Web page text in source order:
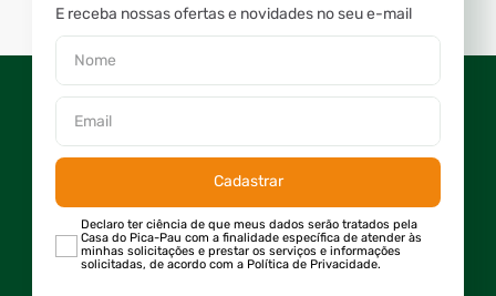
E receba nossas ofertas e novidades no seu e-mail
Cadastrar
Declaro ter ciência de que meus dados serão tratados pela
Casa do Pica-Pau com a finalidade específica de atender às
minhas solicitações e prestar os serviços e informações
solicitadas, de acordo com a Política de Privacidade.